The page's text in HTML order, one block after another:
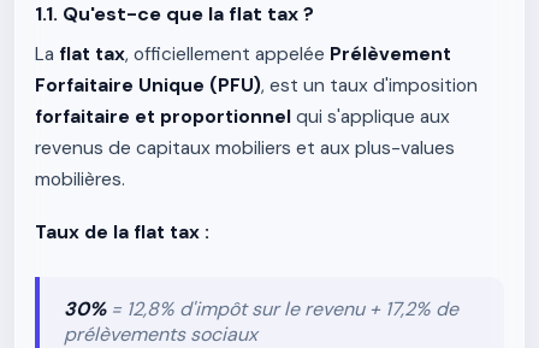
1.1. Qu'est-ce que la flat tax ?
La flat tax, officiellement appelée Prélèvement
Forfaitaire Unique (PFU), est un taux d'imposition
forfaitaire et proportionnel qui s'applique aux
revenus de capitaux mobiliers et aux plus-values
mobilières.
Taux de la flat tax :
30%= 12,8% d'impôt sur le revenu + 17,2% de
prélèvements sociaux